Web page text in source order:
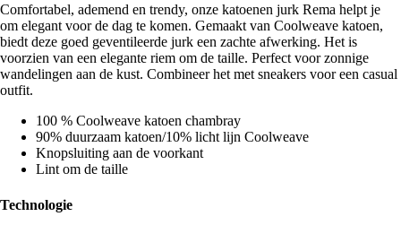
Comfortabel, ademend en trendy, onze katoenen jurk Rema helpt je
om elegant voor de dag te komen. Gemaakt van Coolweave katoen,
biedt deze goed geventileerde jurk een zachte afwerking. Het is
voorzien van een elegante riem om de taille. Perfect voor zonnige
wandelingen aan de kust. Combineer het met sneakers voor een casual
outfit.
100 % Coolweave katoen chambray
90% duurzaam katoen/10% licht lijn Coolweave
Knopsluiting aan de voorkant
Lint om de taille
Technologie